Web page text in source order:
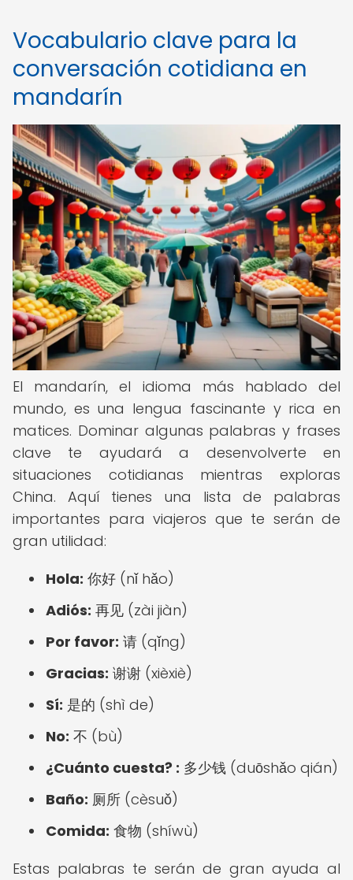
Vocabulario clave para la
conversación cotidiana en
mandarín
El mandarín, el idioma más hablado del
mundo, es una lengua fascinante y rica en
matices. Dominar algunas palabras y frases
clave te ayudará a desenvolverte en
situaciones cotidianas mientras exploras
China. Aquí tienes una lista de palabras
importantes para viajeros que te serán de
gran utilidad:
Hola: 你好 (nǐ hǎo)
Adiós: 再见 (zài jiàn)
Por favor: 请 (qǐng)
Gracias: 谢谢 (xièxiè)
Sí: 是的 (shì de)
No: 不 (bù)
¿Cuánto cuesta? : 多少钱 (duōshǎo qián)
Baño: 厕所 (cèsuǒ)
Comida: 食物 (shíwù)
Estas palabras te serán de gran ayuda al